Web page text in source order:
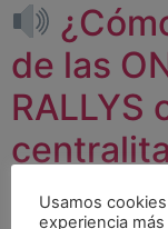
de las
RALLYS
Usamos
experiencia